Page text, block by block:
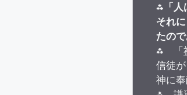
⁂ 「
それ
たので
⁂ 「
信徒
神に